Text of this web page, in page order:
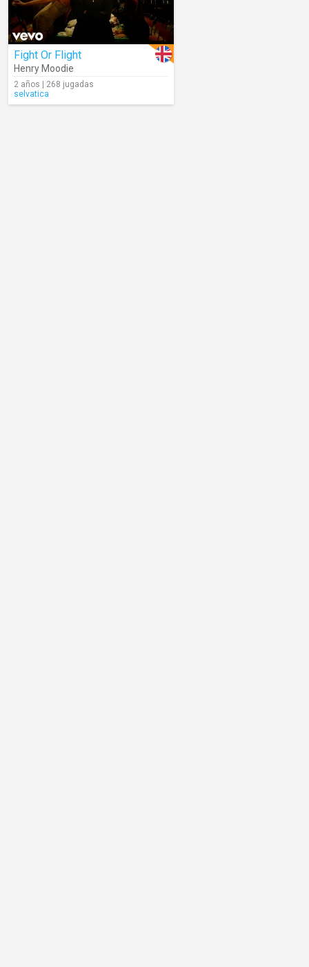
Fight Or Flight
Henry Moodie
2 años | 268 jugadas
selvatica